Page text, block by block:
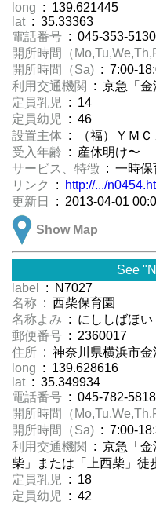
long : 139.621445
lat : 35.33363
電話番号 : 045-353-5130
開所時間（
開所時間（Sa) : 7:00-
利用交通機関
: 京急「金
定員乳児
: 14
定員幼児
: 46
設置主体 : （福）ＹＭＣ
受入年齢 : 産休明け〜
サービス、特徴 : 一時保
リンク
:
http://.../
更新日
: 2013-04-01
Show Map
See
label
: N7027
名称 : 西柴保育園
名称よみ : にししばほい
郵便番号 : 2360017
住所 : 神奈川県横浜市
long : 139.628616
lat : 35.349934
電話番号 : 045-782-5818
開所時間（
開所時間（Sa) : 7:00-
利用交通機関
: 京急「金
柴」または「上西柴」徒
定員乳児
: 18
定員幼児
: 42